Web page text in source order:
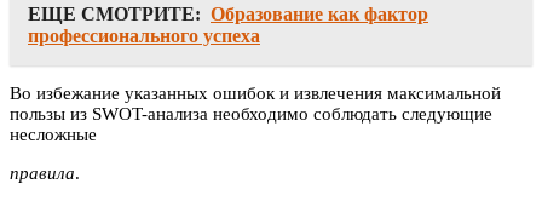
ЕЩЕ СМОТРИТЕ: Образование как фактор
профессионального успеха
Во избежание указанных ошибок и извлечения максимальной
пользы из SWOT-анализа необходимо соблюдать следующие
несложные
правила.